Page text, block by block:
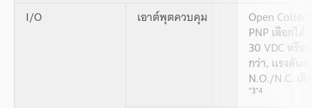
I/O
เอาต์พุตควบคุม Open
PNP เลือกได้
30 VDC หรื
กว่า, แรงดัน
N.O./N.C. เลื
*3*4